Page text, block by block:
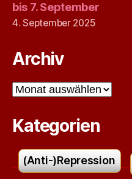
bis 7. September
4. September 2025
Archiv
Archiv
Kategorien
(Anti-)Repression